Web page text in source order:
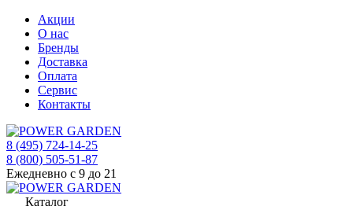
Акции
О нас
Бренды
Доставка
Оплата
Сервис
Контакты
8 (495) 724-14-25
8 (800) 505-51-87
Ежедневно с 9 до 21
Каталог